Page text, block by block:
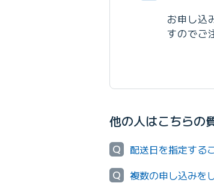
お申し込
すのでご
他の人はこちらの
Q
配送日を指定する
Q
複数の申し込みを